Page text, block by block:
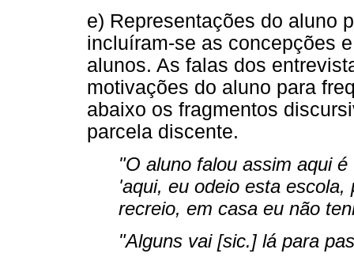
e) Representações do aluno
incluíram-se as concepções
alunos. As falas dos
motivações do aluno para
abaixo os fragmentos
parcela discente.
"O aluno falou assim aqui
'aqui, eu odeio esta
recreio, em casa eu não
"Alguns vai [sic.] lá para